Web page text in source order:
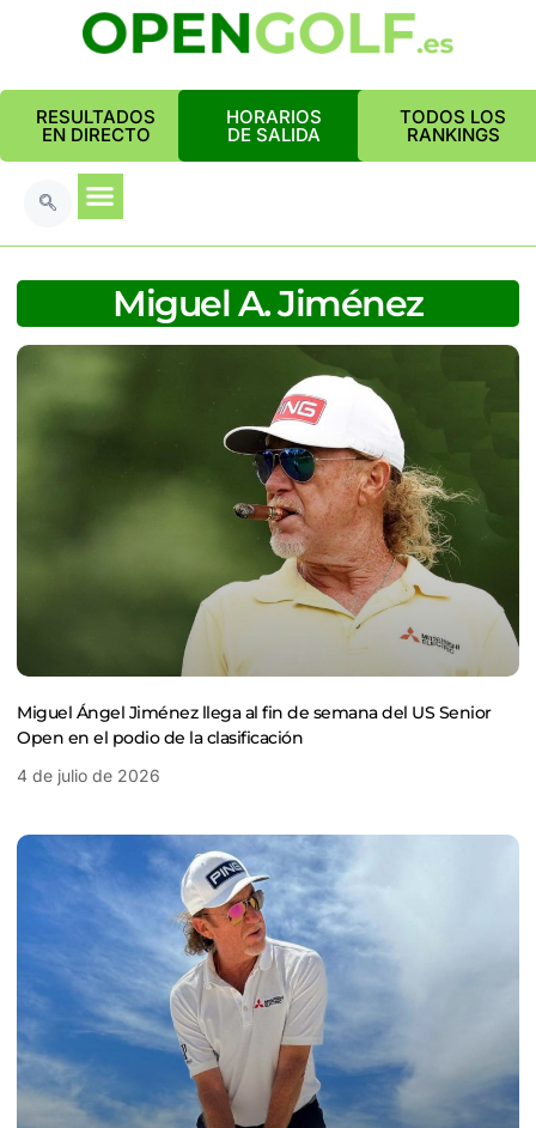
RESULTADOS
EN DIRECTO
HORARIOS
DE SALIDA
TODOS LOS
RANKINGS
Miguel A. Jiménez
Miguel Ángel Jiménez llega al fin de semana del US Senior
Open en el podio de la clasificación
4 de julio de 2026